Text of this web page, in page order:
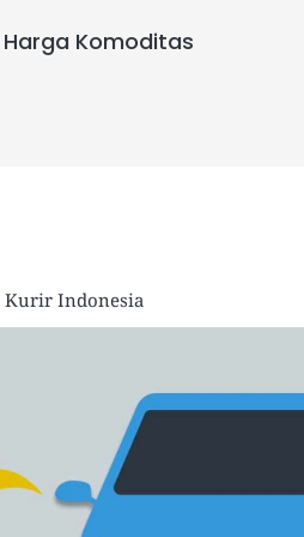
Harga Komoditas
Kurir Indonesia